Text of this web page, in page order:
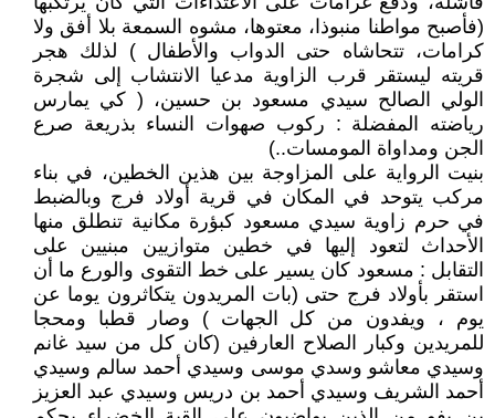
(فأصبح مواطنا منبوذا، معتوها، مشوه السمعة بلا أفق ولا
كرامات، تتحاشاه حتى الدواب والأطفال ) لذلك هجر
قريته ليستقر قرب الزاوية مدعيا الانتشاب إلى شجرة
الولي الصالح سيدي مسعود بن حسين، ( كي يمارس
رياضته المفضلة : ركوب صهوات النساء بذريعة صرع
الجن ومداواة المومسات..)
بنيت الرواية على المزاوجة بين هذين الخطين، في بناء
مركب يتوحد في المكان في قرية أولاد فرج وبالضبط
في حرم زاوية سيدي مسعود كبؤرة مكانية تنطلق منها
الأحداث لتعود إليها في خطين متوازيين مبنيين على
التقابل : مسعود كان يسير على خط التقوى والورع ما أن
استقر بأولاد فرج حتى (بات المريدون يتكاثرون يوما عن
يوم ، ويفدون من كل الجهات ) وصار قطبا ومحجا
للمريدين وكبار الصلاح العارفين (كان كل من سيد غانم
وسيدي معاشو وسدي موسى وسيدي أحمد سالم وسيدي
أحمد الشريف وسيدي أحمد بن دريس وسيدي عبد العزيز